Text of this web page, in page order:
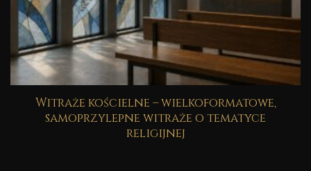
Witraże kościelne – wielkoformatowe,
samoprzylepne witraże o tematyce
religijnej